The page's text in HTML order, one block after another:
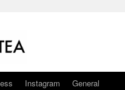
Instagram General